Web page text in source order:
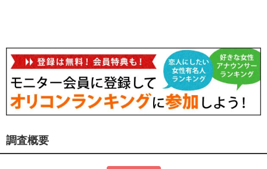
調査概要